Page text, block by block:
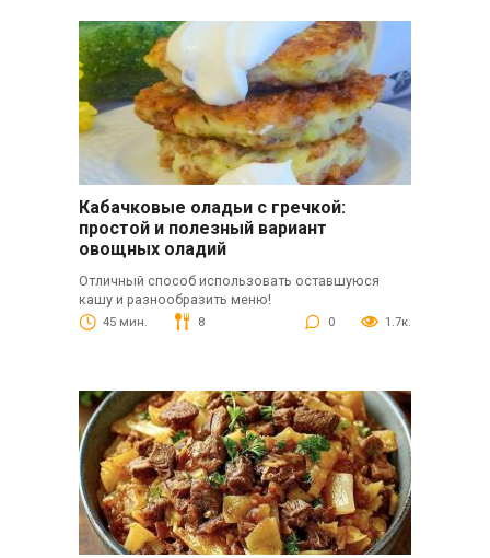
Кабачковые оладьи с гречкой:
простой и полезный вариант
овощных оладий
Отличный способ использовать оставшуюся
кашу и разнообразить меню!
45 мин. 8 0 1.7к.